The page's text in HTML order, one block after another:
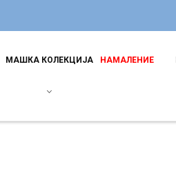
МАШКА КОЛЕКЦИЈА НАМАЛЕНИЕ